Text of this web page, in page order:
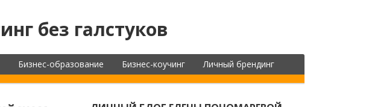
без галстуков
Бизнес-образование Бизнес-коучинг Личный брендинг